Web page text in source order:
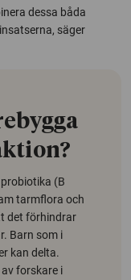
dessa båda
säger
(B
tarmflora och
det förhindrar
Barn som i
kan delta.
av forskare i